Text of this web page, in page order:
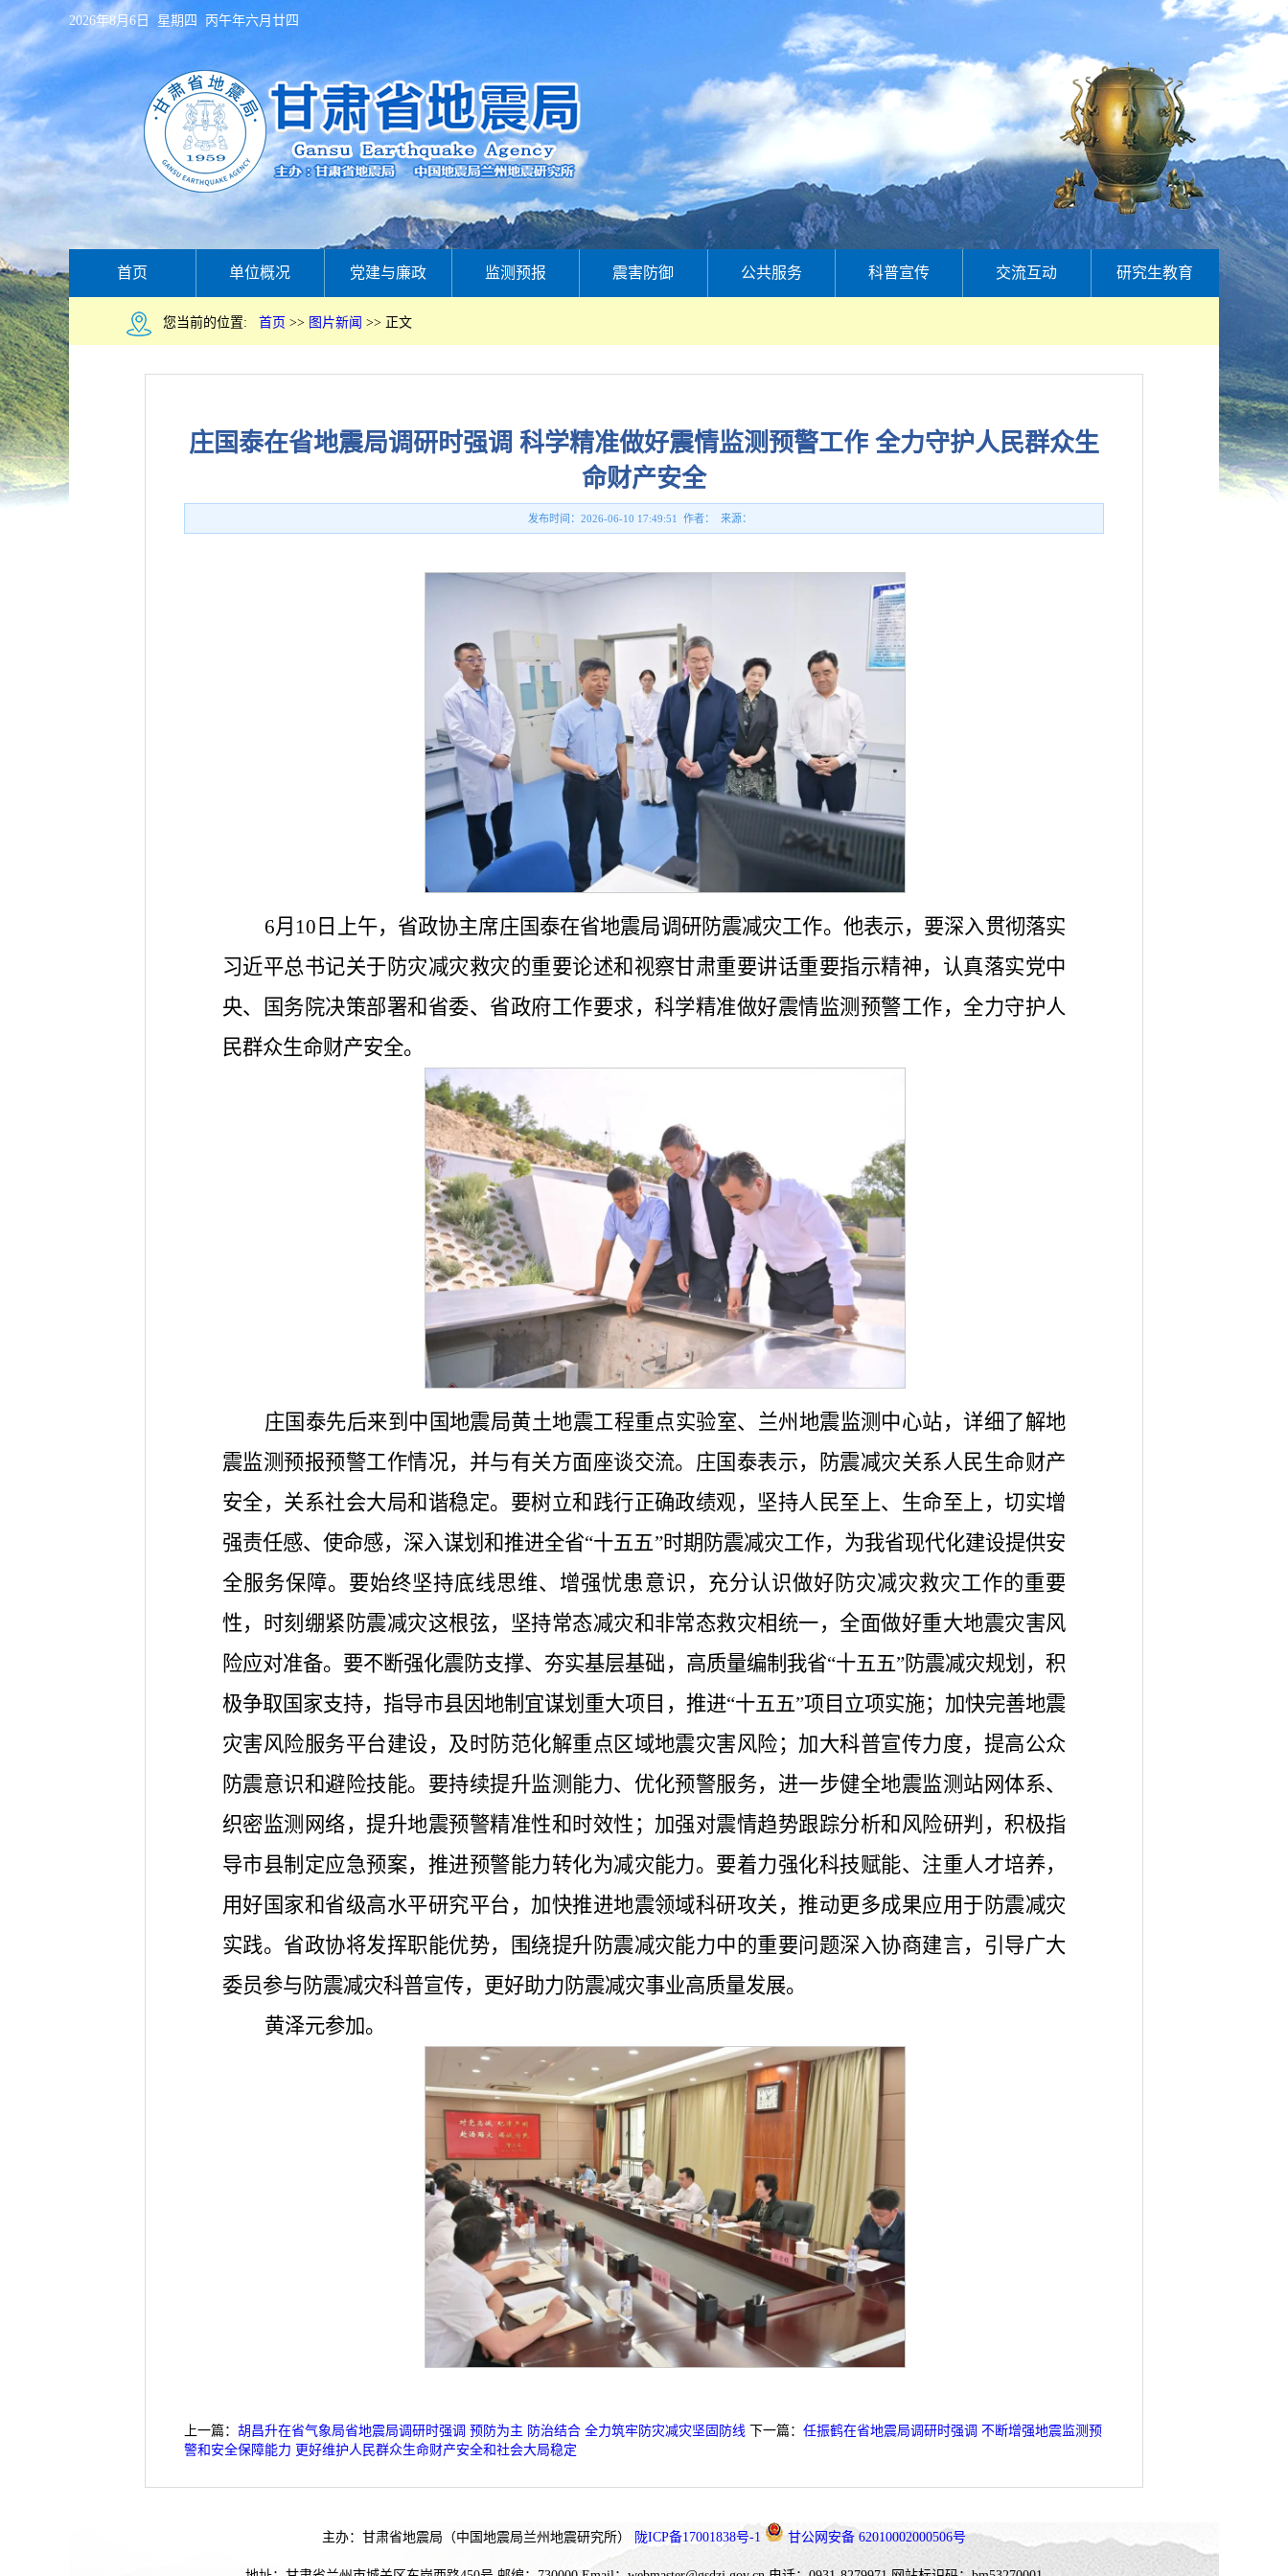
2026年8月6日 星期四 丙午年六月廿四
首页 单位概况 党建与廉政 监测预报 震害防御 公共服务 科普宣传 交流互动 研究生教育
您当前的位置: 首页 >> 图片新闻 >> 正文
庄国泰在省地震局调研时强调 ​科学精准做好震情监测预警工作 ​全力守护人民群众生
命财产安全
发布时间：2026-06-10 17:49:51 作者： 来源：
6月10日上午，省政协主席庄国泰在省地震局调研防震减灾工作。他表示，要深入贯彻落实
习近平总书记关于防灾减灾救灾的重要论述和视察甘肃重要讲话重要指示精神，认真落实党中
央、国务院决策部署和省委、省政府工作要求，科学精准做好震情监测预警工作，全力守护人
民群众生命财产安全。
庄国泰先后来到中国地震局黄土地震工程重点实验室、兰州地震监测中心站，详细了解地
震监测预报预警工作情况，并与有关方面座谈交流。庄国泰表示，防震减灾关系人民生命财产
安全，关系社会大局和谐稳定。要树立和践行正确政绩观，坚持人民至上、生命至上，切实增
强责任感、使命感，深入谋划和推进全省“十五五”时期防震减灾工作，为我省现代化建设提供安
全服务保障。要始终坚持底线思维、增强忧患意识，充分认识做好防灾减灾救灾工作的重要
性，时刻绷紧防震减灾这根弦，坚持常态减灾和非常态救灾相统一，全面做好重大地震灾害风
险应对准备。要不断强化震防支撑、夯实基层基础，高质量编制我省“十五五”防震减灾规划，积
极争取国家支持，指导市县因地制宜谋划重大项目，推进“十五五”项目立项实施；加快完善地震
灾害风险服务平台建设，及时防范化解重点区域地震灾害风险；加大科普宣传力度，提高公众
防震意识和避险技能。要持续提升监测能力、优化预警服务，进一步健全地震监测站网体系、
织密监测网络，提升地震预警精准性和时效性；加强对震情趋势跟踪分析和风险研判，积极指
导市县制定应急预案，推进预警能力转化为减灾能力。要着力强化科技赋能、注重人才培养，
用好国家和省级高水平研究平台，加快推进地震领域科研攻关，推动更多成果应用于防震减灾
实践。省政协将发挥职能优势，围绕提升防震减灾能力中的重要问题深入协商建言，引导广大
委员参与防震减灾科普宣传，更好助力防震减灾事业高质量发展。
黄泽元参加。
上一篇： 胡昌升在省气象局省地震局调研时强调 预防为主 防治结合 全力筑牢防灾减灾坚固防线 下一篇： 任振鹤在省地震局调研时强调 不断增强地震监测预
警和安全保障能力 更好维护人民群众生命财产安全和社会大局稳定
主办：甘肃省地震局（中国地震局兰州地震研究所） 陇ICP备17001838号-1 甘公网安备 62010002000506号